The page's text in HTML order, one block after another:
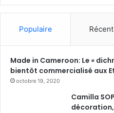
y
s
m
s
Populaire Récent
Made in Cameroon: Le «
bientôt commercialisé aux
octobre 19, 2020
Camilla
décoration,